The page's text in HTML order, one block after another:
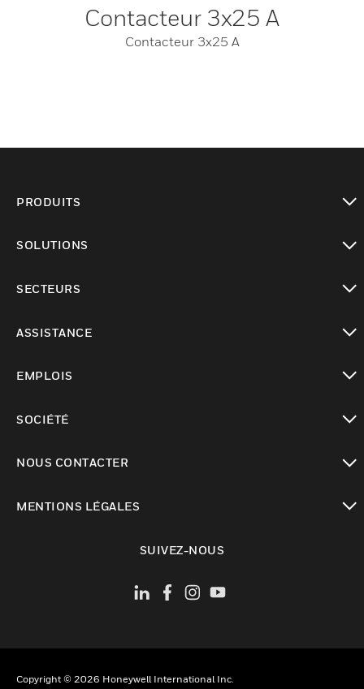
Contacteur 3x25 A
Contacteur 3x25 A
PRODUITS
SOLUTIONS
SECTEURS
ASSISTANCE
EMPLOIS
SOCIÉTÉ
NOUS CONTACTER
MENTIONS LÉGALES
SUIVEZ-NOUS
Copyright © 2026 Honeywell International Inc.